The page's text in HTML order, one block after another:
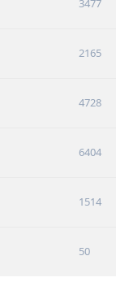
3477
2165
4728
6404
1514
50